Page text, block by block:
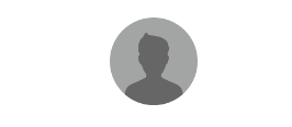
ITエンジニア向け